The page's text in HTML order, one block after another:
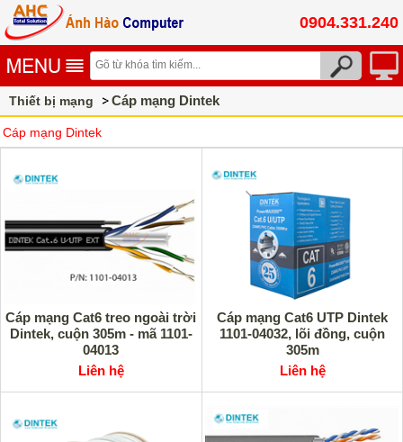
0904.331.240
Thiết bị mạng Cáp mạng Dintek
Cáp mạng Dintek
Cáp mạng Cat6 treo ngoài trời
Dintek, cuộn 305m - mã 1101-
04013
Liên hệ
Cáp mạng Cat6 UTP Dintek
1101-04032, lõi đồng, cuộn
305m
Liên hệ